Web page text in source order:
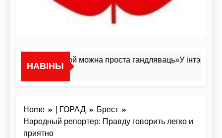
НАВІНЫ
не жывёла, якой можна проста гандляваць»У інтэрв’ю
Home | ГОРАД
Брест
Народный репортер: Правду говорить легко и
приятно